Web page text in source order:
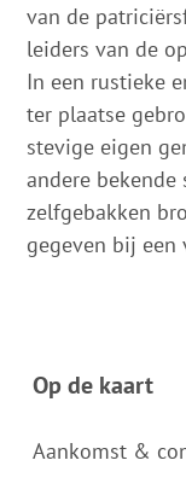
van de
leiders van de
In een rustieke
ter plaatse
stevige eigen
andere
zelfgebakken
gegeven bij een
Op de kaart
Aankomst &